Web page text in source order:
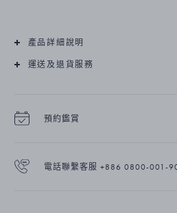
產品詳細說明
運送及退貨服務
預約鑑賞
電話聯繫客服 +886 0800-001-